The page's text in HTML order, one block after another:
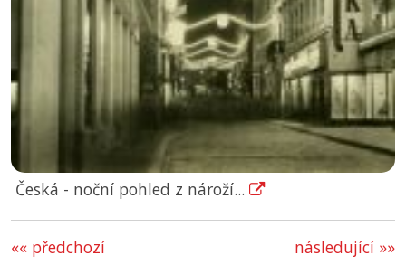
Česká - noční pohled z nároží...
«« předchozí následující »»